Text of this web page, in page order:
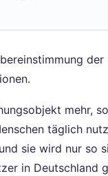
mehr,
täglich
sie wird nur so
in Deutschland